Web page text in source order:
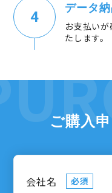
データ
お支払い
たします。
ご購入
会社名 必須